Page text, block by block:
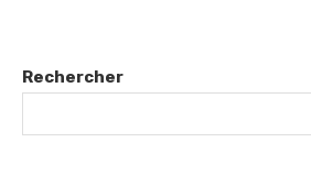
Rechercher